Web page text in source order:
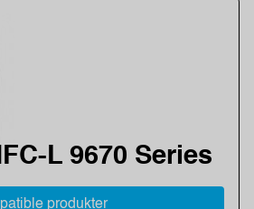
L 9670 Series
produkter